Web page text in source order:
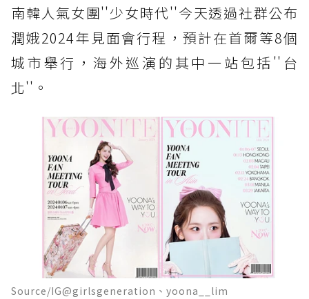
南韓人氣女團''少女時代''今天透過社群公布
潤娥2024年見面會行程，預計在首爾等8個
城市舉行，海外巡演的其中一站包括''台
北''。
Source/IG@girlsgeneration、yoona__lim